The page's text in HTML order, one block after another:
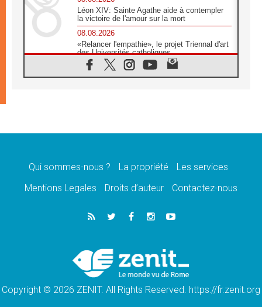
Léon XIV: Sainte Agathe aide à contempler
la victoire de l'amour sur la mort
08.08.2026
«Relancer l'empathie», le projet Triennal d'art
des Universités catholiques
08.08.2026
Signis 2026, donner la parole aux religieuses
07.08.2026
07.08.2026
de l'Assomption et mémoire nationale
«La paix commence par l'empathie» estime
le cardinal Parolin
En Colombie, «la paix ne s'achète pas avec
une signature»
Qui sommes-nous ? La propriété
Les services
Mentions Legales
Droits d’auteur Contactez-nous
Copyright © 2026 ZENIT. All Rights Reserved. https://fr.zenit.org